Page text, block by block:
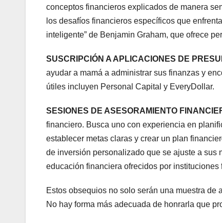
conceptos financieros explicados de manera
los desafíos financieros específicos que
inteligente” de Benjamin Graham, que ofrece
SUSCRIPCIÓN A APLICACIONES DE
ayudar a mamá a administrar sus finanzas y
útiles incluyen Personal Capital y EveryDollar.
SESIONES DE ASESORAMIENTO
financiero. Busca uno con experiencia en
establecer metas claras y crear un plan
de inversión personalizado que se ajuste a sus
educación financiera ofrecidos por
Estos obsequios no solo serán una muestra
No hay forma más adecuada de honrarla que